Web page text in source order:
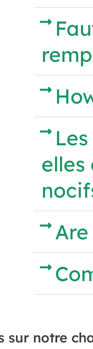
elles
sur notre